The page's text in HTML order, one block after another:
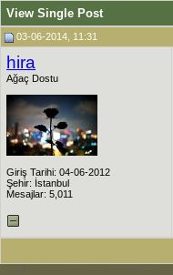
View Single Post
03-06-2014, 11:31
hira
Ağaç Dostu
Giriş Tarihi: 04-06-2012
Şehir: İstanbul
Mesajlar: 5,011